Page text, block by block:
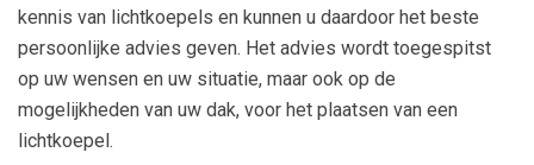
kennis van lichtkoepels en kunnen u daardoor het beste
persoonlijke advies geven. Het advies wordt toegespitst
op uw wensen en uw situatie, maar ook op de
mogelijkheden van uw dak, voor het plaatsen van een
lichtkoepel.